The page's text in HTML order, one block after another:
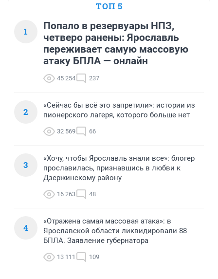
ТОП 5
1
Попало в резервуары НПЗ,
четверо ранены: Ярославль
переживает самую массовую
атаку БПЛА — онлайн
45 254 237
2
«Сейчас бы всё это запретили»: истории из
пионерского лагеря, которого больше нет
32 569 66
3
«Хочу, чтобы Ярославль знали все»: блогер
прославилась, признавшись в любви к
Дзержинскому району
16 263 48
4
«Отражена самая массовая атака»: в
Ярославской области ликвидировали 88
БПЛА. Заявление губернатора
13 111 109